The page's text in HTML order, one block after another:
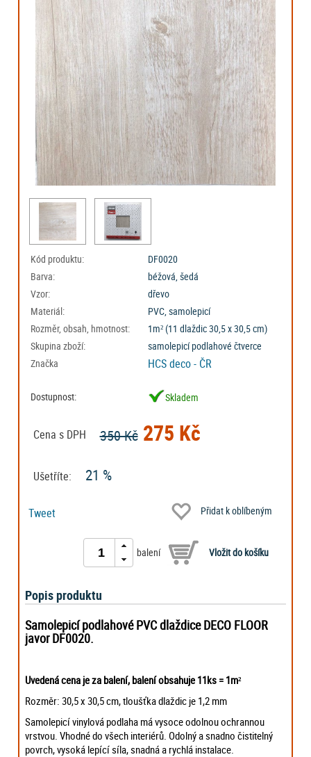
Kód produktu:
DF0020
Barva:
béžová, šedá
Vzor:
dřevo
Materiál:
PVC, samolepicí
Rozměr, obsah, hmotnost:
1m² (11 dlaždic 30,5 x 30,5 cm)
Skupina zboží:
samolepicí podlahové čtverce
Značka
HCS deco - ČR
Dostupnost: Skladem
Cena s DPH 350 Kč275 Kč
Ušetříte: 21 %
Tweet Přidat k oblíbeným
balení
Popis produktu
Samolepicí podlahové PVC dlaždice DECO FLOOR
javor DF0020.
Uvedená cena je za balení, balení obsahuje 11ks = 1m²
Rozměr: 30,5 x 30,5 cm, tloušťka dlaždic je 1,2 mm
Samolepicí vinylová podlaha má vysoce odolnou ochrannou
vrstvou. Vhodné do všech interiérů. Odolný a snadno čistitelný
povrch, vysoká lepící síla, snadná a rychlá instalace.